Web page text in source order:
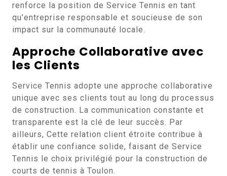
renforce la position de Service Tennis en tant
qu’entreprise responsable et soucieuse de son
impact sur la communauté locale.
Approche Collaborative avec
les Clients
Service Tennis adopte une approche collaborative
unique avec ses clients tout au long du processus
de construction. La communication constante et
transparente est la clé de leur succès. Par
ailleurs, Cette relation client étroite contribue à
établir une confiance solide, faisant de Service
Tennis le choix privilégié pour la construction de
courts de tennis à Toulon.